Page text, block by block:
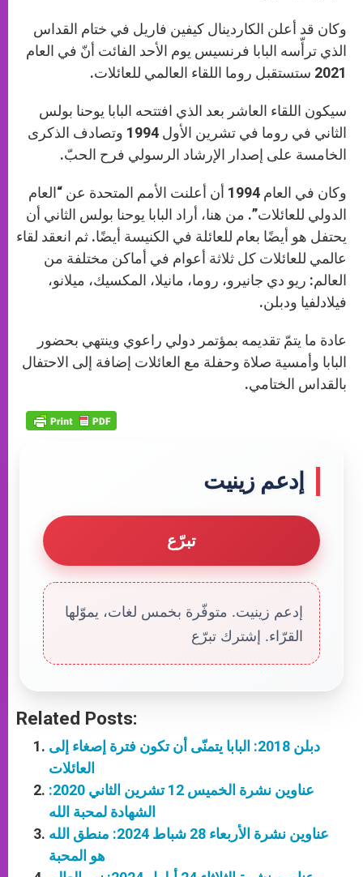
وكان قد أعلن الكاردينال كيفين فاريل في ختام القداس
الذي ترأّسه البابا فرنسيس يوم الأحد الفائت أنّ في العام
2021 ستستقبل روما اللقاء العالمي للعائلات.
سيكون اللقاء العاشر بعد الذي افتتحه البابا يوحنا بولس
الثاني في روما في تشرين الأول 1994 وتصادف الذكرى
الخامسة على إصدار الإرشاد الرسولي فرح الحبّ.
وكان في العام 1994 أن أعلنت الأمم المتحدة عن “العام
الدولي للعائلات”. من هنا، أراد البابا يوحنا بولس الثاني أن
يحتفل هو أيضًا بعام للعائلة في الكنيسة أيضًا. ثم انعقد لقاء
عالمي للعائلات كل ثلاثة أعوام في أماكن مختلفة من
العالم: ريو دي جانيرو، روما، مانيلا، المكسيك، ميلانو،
فيلادلفيا ودبلن.
عادة ما يتمّ تقديمه بمؤتمر دولي راعوي وينتهي بحضور
البابا وأمسية صلاة وحفلة مع العائلات إضافة إلى الاحتفال
بالقداس الختامي.
إدعم زينيت
تبرّع
إدعم زينيت. متوفّرة بخمس لغات، يموّلها
القرّاء. إشترك تبرّع
Related Posts:
دبلن 2018: البابا يتمنّى أن تكون فترة إصغاء إلى
العائلات
عناوين نشرة الخميس 12 تشرين الثاني 2020:
الشهادة لمحبة الله
عناوين نشرة الأربعاء 28 شباط 2024: منطق الله
هو المحبة